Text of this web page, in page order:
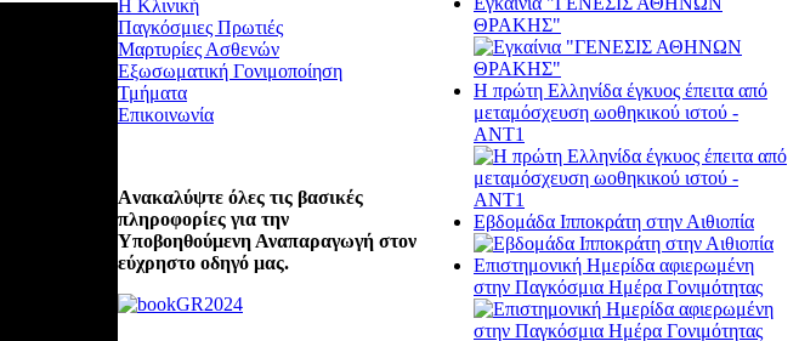
ΘΡΑΚΗΣ"
Η πρώτη Ελληνίδα έγκυος έπειτα από
μεταμόσχευση ωοθηκικού ιστού -
ΑΝΤ1
Εβδομάδα Ιπποκράτη στην Αιθιοπία
Επιστημονική Ημερίδα αφιερωμένη
στην Παγκόσμια Ημέρα Γονιμότητας
Η Κλινική
Παγκόσμιες Πρωτιές
Μαρτυρίες Ασθενών
Εξωσωματική Γονιμοποίηση
Τμήματα
Επικοινωνία
Aνακαλύψτε όλες τις βασικές
πληροφορίες για την
Υποβοηθούμενη Αναπαραγωγή στον
εύχρηστο οδηγό μας.